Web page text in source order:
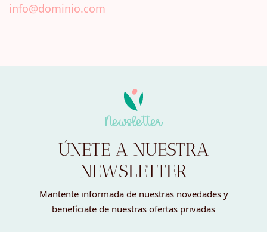
info@dominio.com
Newsletter
ÚNETE A NUESTRA
NEWSLETTER
Mantente informada de nuestras novedades y
benefíciate de nuestras ofertas privadas